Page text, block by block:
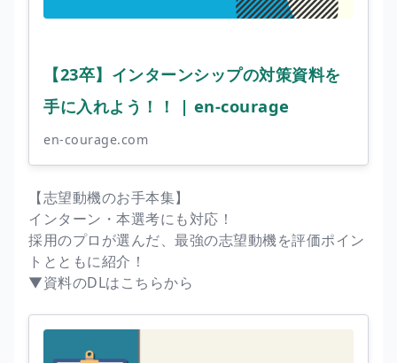
【23卒】インターンシップの対策資料を
手に入れよう！！ | en-courage
en-courage.com
【志望動機のお手本集】
インターン・本選考にも対応！
採用のプロが選んだ、最強の志望動機を評価ポイン
トとともに紹介！
▼資料のDLはこちらから